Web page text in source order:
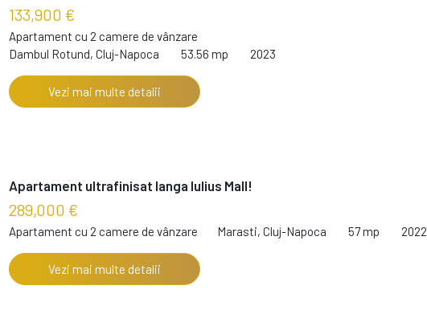
133,900 €
Apartament cu 2 camere de vânzare
Dambul Rotund, Cluj-Napoca
53.56 mp 2023
Vezi mai multe detalii
Apartament ultrafinisat langa Iulius Mall!
289,000 €
Apartament cu 2 camere de vânzare Marasti, Cluj-Napoca 57 mp 2022
Vezi mai multe detalii